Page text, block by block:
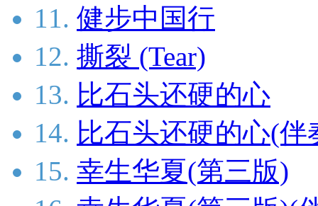
11. 健步中国行
12. 撕裂 (Tear)
13. 比石头还硬的心
14. 比石头还硬的心(伴
15. 幸生华夏(第三版)